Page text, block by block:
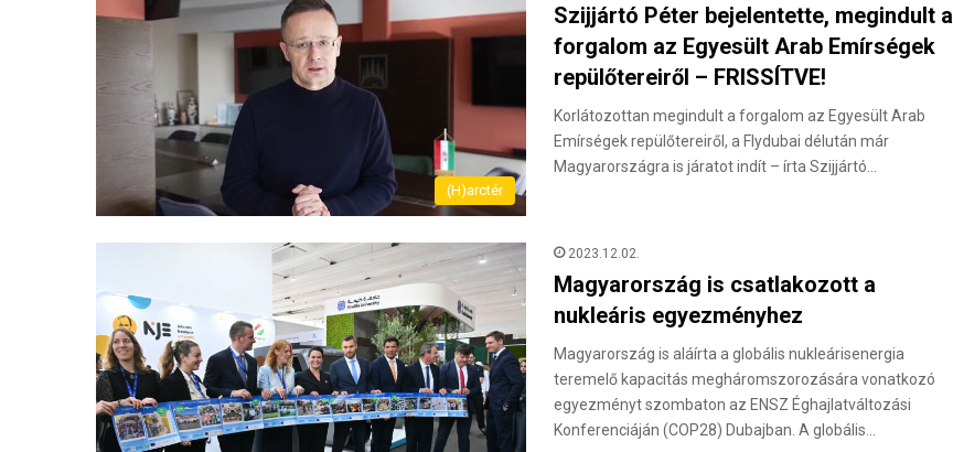
(H)arctér
Szijjártó Péter bejelentette, megindult a
forgalom az Egyesült Arab Emírségek
repülőtereiről – FRISSÍTVE!
Korlátozottan megindult a forgalom az Egyesült Arab
Emírségek repülőtereiről, a Flydubai délután már
Magyarországra is járatot indít – írta Szijjártó…
2023.12.02.
Magyarország is csatlakozott a
nukleáris egyezményhez
Magyarország is aláírta a globális nukleárisenergia
teremelő kapacitás megháromszorozására vonatkozó
egyezményt szombaton az ENSZ Éghajlatváltozási
Konferenciáján (COP28) Dubajban. A globális…